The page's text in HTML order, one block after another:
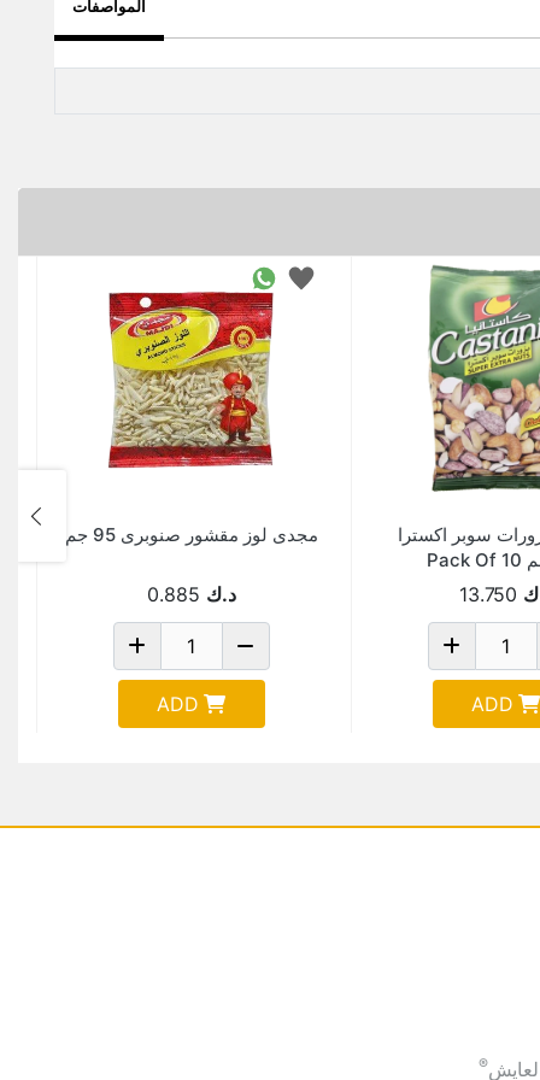
المواصفات
سوبر اكسترا
13.750
ADD
مجدى لوز مقشور صنوبرى 95 جم
د.ك 0.885
ADD
®